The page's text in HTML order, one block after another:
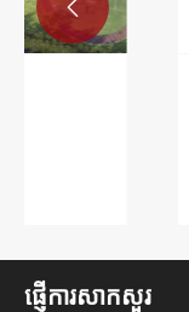
តើមួយណាល្អជ
កន្លែងផ្ទុកត្
មើល​ច្រើន​

ផ្ញើការសាកសួរ